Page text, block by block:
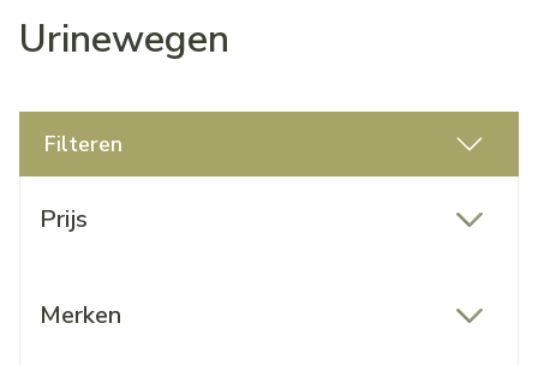
Urinewegen
Filteren
Prijs
Merken